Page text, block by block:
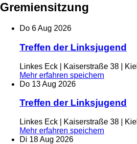
Gremiensitzung
Do 6Aug 2026
Treffen der Linksjugend
Linkes Eck | Kaiserstraße 38 | Kiel
Mehr erfahren speichern
Do 13Aug 2026
Treffen der Linksjugend
Linkes Eck | Kaiserstraße 38 | Kiel
Mehr erfahren speichern
Di 18Aug 2026